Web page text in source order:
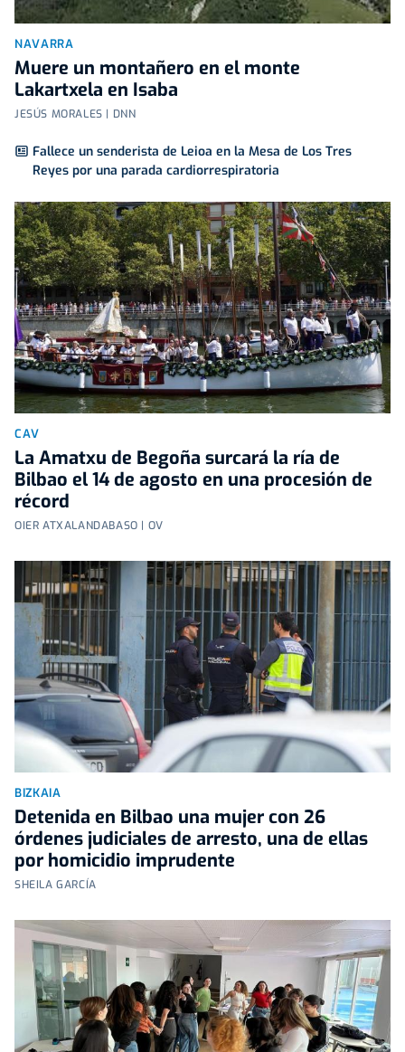
NAVARRA
Muere un montañero en el monte
Lakartxela en Isaba
JESÚS MORALES | DNN
Fallece un senderista de Leioa en la Mesa de Los Tres
Reyes por una parada cardiorrespiratoria
CAV
La Amatxu de Begoña surcará la ría de
Bilbao el 14 de agosto en una procesión de
récord
OIER ATXALANDABASO | OV
BIZKAIA
Detenida en Bilbao una mujer con 26
órdenes judiciales de arresto, una de ellas
por homicidio imprudente
SHEILA GARCÍA